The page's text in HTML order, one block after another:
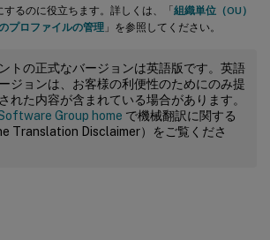
るのに役立ちます。詳しくは、「組織単位（OU）
プロファイルの管理 」を参照してください。
トの正式なバージョンは英語版です。英語
ジョンは、お客様の利便性のためにのみ提
れた内容が含まれている場合があります。
Group home で機械翻訳に関する
Translation Disclaimer）をご覧くださ